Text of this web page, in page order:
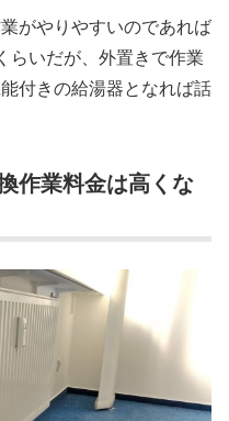
がやりやすいのであれば
らいだが、外置きで作業
付きの給湯器となれば話
作業料金は高くな